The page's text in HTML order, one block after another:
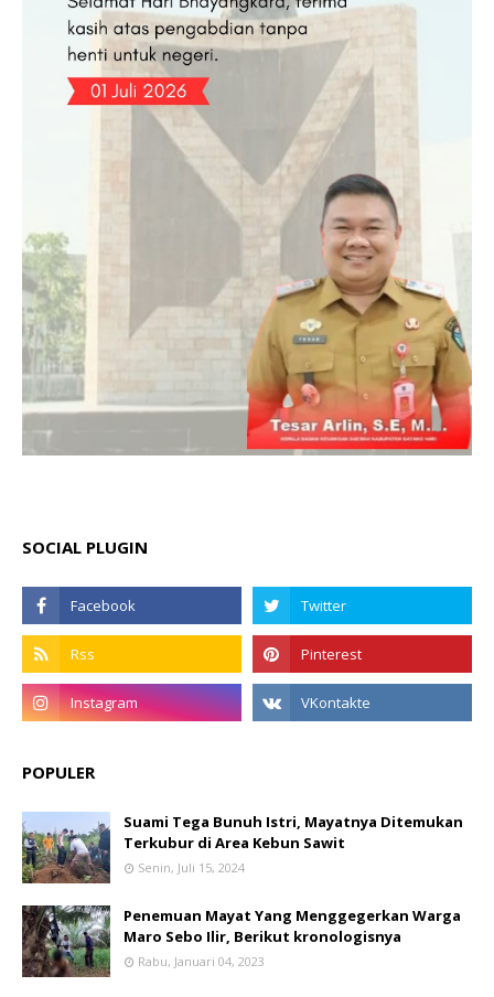
SOCIAL PLUGIN
POPULER
Suami Tega Bunuh Istri, Mayatnya Ditemukan
Terkubur di Area Kebun Sawit
Senin, Juli 15, 2024
Penemuan Mayat Yang Menggegerkan Warga
Maro Sebo Ilir, Berikut kronologisnya
Rabu, Januari 04, 2023